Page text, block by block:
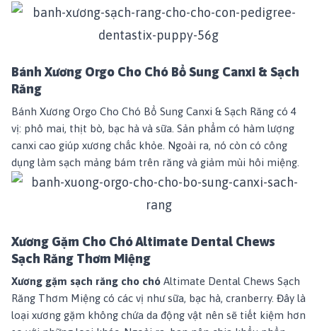
Bánh Xương Orgo Cho Chó Bổ Sung Canxi & Sạch
Răng
Bánh Xương Orgo Cho Chó Bổ Sung Canxi & Sạch Răng có 4
vị: phô mai, thịt bò, bạc hà và sữa. Sản phẩm có hàm lượng
canxi cao giúp xương chắc khỏe. Ngoài ra, nó còn có công
dụng làm sạch mảng bám trên răng và giảm mùi hôi miệng.
Xương Gặm Cho Chó Altimate Dental Chews
Sạch Răng Thơm Miệng
Xương gặm sạch răng cho chó Altimate Dental Chews Sạch
Răng Thơm Miệng có các vị như sữa, bạc hà, cranberry. Đây là
loại xương gặm không chứa da động vật nên sẽ tiết kiệm hơn